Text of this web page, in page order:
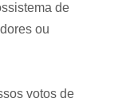
de
ou
votos de